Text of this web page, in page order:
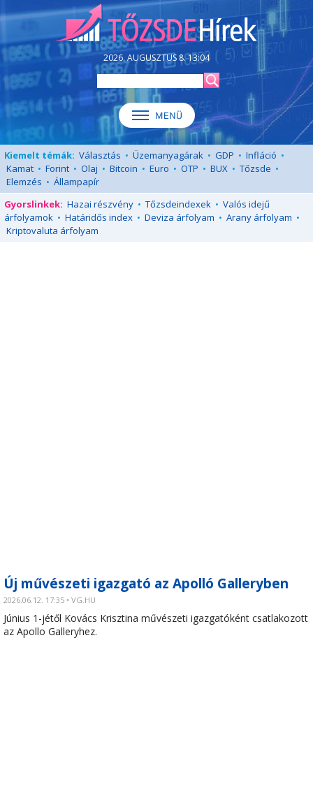
2026. AUGUSZTUS 8. 13:04
Kiemelt témák: Választás • Üzemanyagárak • GDP • Infláció •
Kamat • Forint • Olaj • Bitcoin • Euro • OTP • BUX • Tőzsde •
Elemzés • Állampapír
Gyorslinkek: Hazai részvény • Tőzsdeindexek • Valós idejű
árfolyamok • Határidős index • Deviza árfolyam • Arany árfolyam •
Kriptovaluta árfolyam
Új művészeti igazgató az Apolló Galleryben
2026.06.12. 17:35 • VG.HU
Június 1-jétől Kovács Krisztina művészeti igazgatóként csatlakozott
az Apollo Galleryhez.